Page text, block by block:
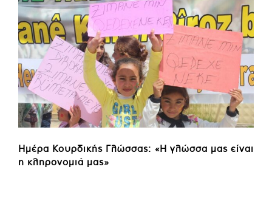
Ημέρα Κουρδικής Γλώσσας: «Η γλώσσα μας είναι
η κληρονομιά μας»